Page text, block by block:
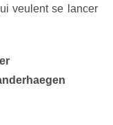
veulent se lancer